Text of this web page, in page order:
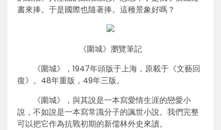
書來捧。于是國際也隨著捧。這種景象好嗎？
《圍城》瀏覽筆記
《圍城》，1947年頭版于上海，原載于《文藝回
復》。48年重版，49年三版。
《圍城》，與其說是一本寫愛情生涯的戀愛小
說，不如說是一本寫常識分子的諷世小說。我們完整
可以把它作為抗戰初期的新儒林外史來讀。